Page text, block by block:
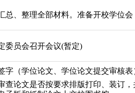
总、整理全部材料。准备开校学位会
委员会召开会议(暂定)
字（学位论文、学位论文提交审核表
查论文是否按要求排版打印、装订